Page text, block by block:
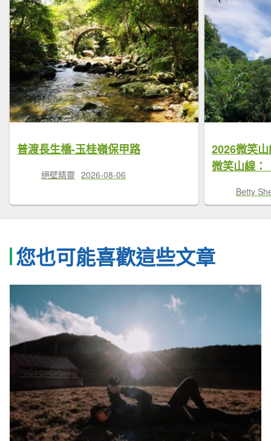
普渡長生橋-玉桂嶺保甲路
絕壁精靈 2026-08-06
2026微笑
微笑山線：
Betty
您也可能喜歡這些文章